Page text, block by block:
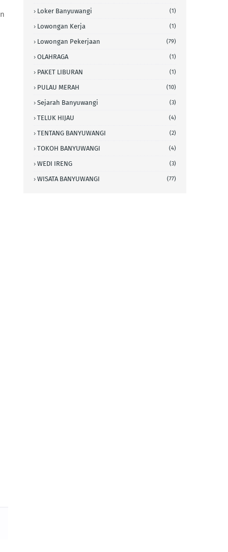
Loker Banyuwangi (1)
Lowongan Kerja (1)
Lowongan Pekerjaan (79)
OLAHRAGA (1)
PAKET LIBURAN (1)
PULAU MERAH (10)
Sejarah Banyuwangi (3)
TELUK HIJAU (4)
TENTANG BANYUWANGI (2)
TOKOH BANYUWANGI (4)
WEDI IRENG (3)
WISATA BANYUWANGI (77)